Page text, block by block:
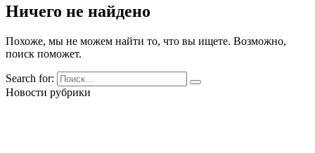
Ничего не найдено
Похоже, мы не можем найти то, что вы ищете. Возможно,
поиск поможет.
Search for:
Новости рубрики